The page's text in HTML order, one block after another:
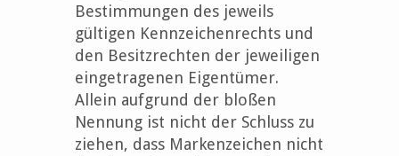
Bestimmungen des jeweils
gültigen Kennzeichenrechts und
den Besitzrechten der jeweiligen
eingetragenen Eigentümer.
Allein aufgrund der bloßen
Nennung ist nicht der Schluss zu
ziehen, dass Markenzeichen nicht